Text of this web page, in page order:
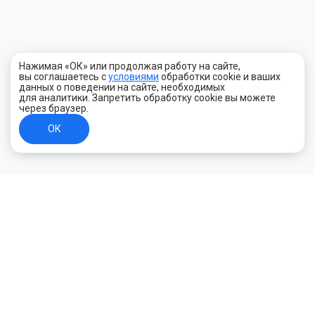
Нажимая «ОК» или продолжая работу на сайте,
вы соглашаетесь сусловиями обработки cookie и ваших
данных о поведении на сайте, необходимых
для аналитики. Запретить обработку cookie вы можете
через браузер.
ОК